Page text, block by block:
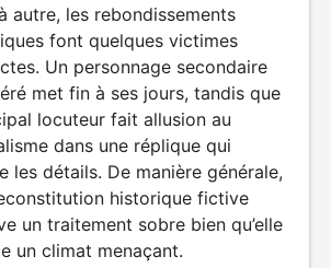
autre, les rebondissements
font quelques victimes
Un personnage secondaire
met fin à ses jours, tandis que
locuteur fait allusion au
dans une réplique qui
les détails. De manière générale,
historique fictive
un traitement sobre bien qu’elle
un climat menaçant.